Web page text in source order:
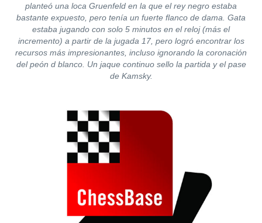
planteó una loca Gruenfeld en la que el rey negro estaba
bastante expuesto, pero tenía un fuerte flanco de dama. Gata
estaba jugando con solo 5 minutos en el reloj (más el
incremento) a partir de la jugada 17, pero logró encontrar los
recursos más impresionantes, incluso ignorando la coronación
del peón d blanco. Un jaque continuo sello la partida y el pase
de Kamsky.